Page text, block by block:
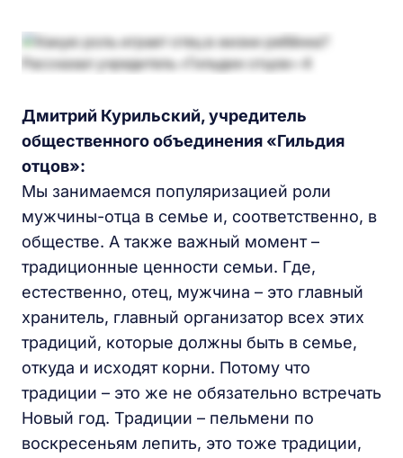
Дмитрий Курильский,учредитель
общественного объединения «Гильдия
отцов»:
Мы занимаемся популяризацией роли
мужчины-отца в семье и, соответственно, в
обществе. А также важный момент –
традиционные ценности семьи. Где,
естественно, отец, мужчина – это главный
хранитель, главный организатор всех этих
традиций, которые должны быть в семье,
откуда и исходят корни. Потому что
традиции – это же не обязательно встречать
Новый год. Традиции – пельмени по
воскресеньям лепить, это тоже традиции,